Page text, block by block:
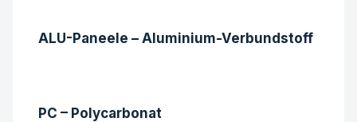
ALU-Paneele – Aluminium-Verbundstoff
PC – Polycarbonat